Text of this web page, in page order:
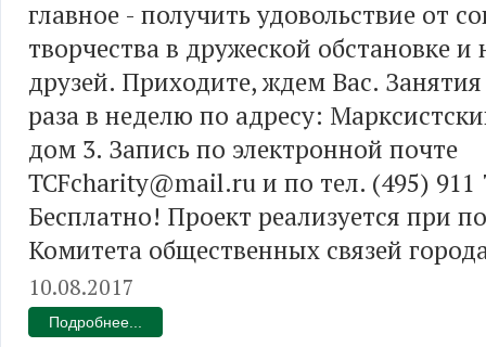
главное - получить удовольствие от
творчества в дружеской обстановке
друзей. Приходите, ждем Вас.
раза в неделю по адресу:
дом 3. Запись по электронной почте
TCFcharity@mail.ru и по тел. (495) 911
Бесплатно! Проект реализуется при
Комитета общественных связей
10.08.2017
Подробнее...